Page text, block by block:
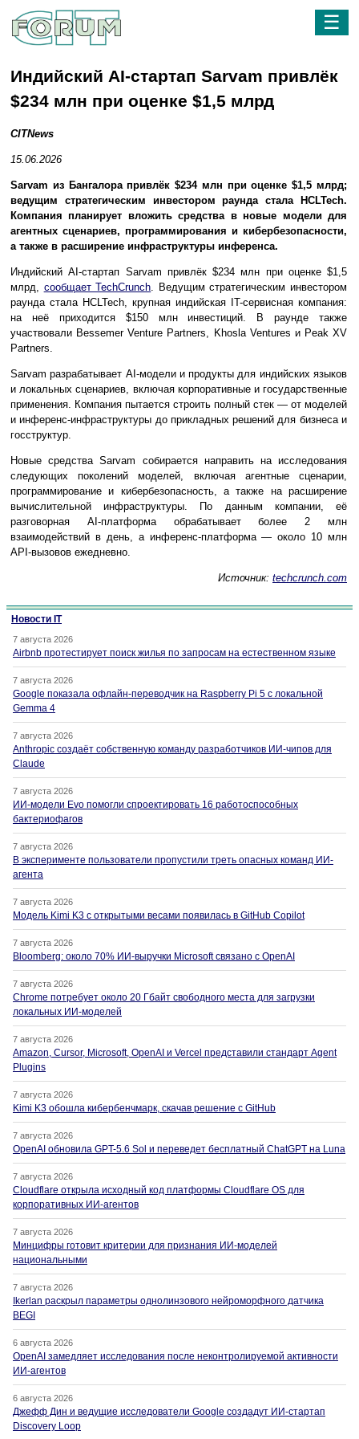
☰
Индийский AI-стартап Sarvam привлёк
$234 млн при оценке $1,5 млрд
CITNews
15.06.2026
Sarvam из Бангалора привлёк $234 млн при оценке $1,5 млрд;
ведущим стратегическим инвестором раунда стала HCLTech.
Компания планирует вложить средства в новые модели для
агентных сценариев, программирования и кибербезопасности,
а также в расширение инфраструктуры инференса.
Индийский AI-стартап Sarvam привлёк $234 млн при оценке $1,5
млрд, сообщает TechCrunch . Ведущим стратегическим инвестором
раунда стала HCLTech, крупная индийская IT-сервисная компания:
на неё приходится $150 млн инвестиций. В раунде также
участвовали Bessemer Venture Partners, Khosla Ventures и Peak XV
Partners.
Sarvam разрабатывает AI-модели и продукты для индийских языков
и локальных сценариев, включая корпоративные и государственные
применения. Компания пытается строить полный стек — от моделей
и инференс-инфраструктуры до прикладных решений для бизнеса и
госструктур.
Новые средства Sarvam собирается направить на исследования
следующих поколений моделей, включая агентные сценарии,
программирование и кибербезопасность, а также на расширение
вычислительной инфраструктуры. По данным компании, её
разговорная AI-платформа обрабатывает более 2 млн
взаимодействий в день, а инференс-платформа — около 10 млн
API-вызовов ежедневно.
Источник: techcrunch.com
Новости IT
7 августа 2026
Airbnb протестирует поиск жилья по запросам на естественном языке
7 августа 2026
Google показала офлайн-переводчик на Raspberry Pi 5 с локальной
Gemma 4
7 августа 2026
Anthropic создаёт собственную команду разработчиков ИИ-чипов для
Claude
7 августа 2026
ИИ-модели Evo помогли спроектировать 16 работоспособных
бактериофагов
7 августа 2026
В эксперименте пользователи пропустили треть опасных команд ИИ-
агента
7 августа 2026
Модель Kimi K3 с открытыми весами появилась в GitHub Copilot
7 августа 2026
Bloomberg: около 70% ИИ-выручки Microsoft связано с OpenAI
7 августа 2026
Chrome потребует около 20 Гбайт свободного места для загрузки
локальных ИИ-моделей
7 августа 2026
Amazon, Cursor, Microsoft, OpenAI и Vercel представили стандарт Agent
Plugins
7 августа 2026
Kimi K3 обошла кибербенчмарк, скачав решение с GitHub
7 августа 2026
OpenAI обновила GPT-5.6 Sol и переведет бесплатный ChatGPT на Luna
7 августа 2026
Cloudflare открыла исходный код платформы Cloudflare OS для
корпоративных ИИ-агентов
7 августа 2026
Минцифры готовит критерии для признания ИИ-моделей
национальными
7 августа 2026
Ikerlan раскрыл параметры однолинзового нейроморфного датчика
BEGI
6 августа 2026
OpenAI замедляет исследования после неконтролируемой активности
ИИ-агентов
6 августа 2026
Джефф Дин и ведущие исследователи Google создадут ИИ-стартап
Discovery Loop